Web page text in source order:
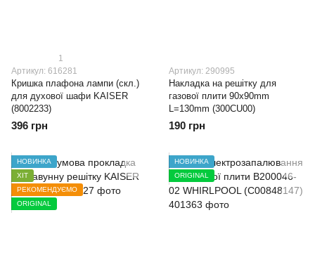
1
Артикул: 616281
Кришка плафона лампи (скл.)
для духової шафи KAISER
(8002233)
396 грн
Артикул: 290995
Накладка на решітку для
газової плити 90x90mm
L=130mm (300CU00)
190 грн
НОВИНКА
ХІТ
РЕКОМЕНДУЄМО
ORIGINAL
НОВИНКА
ORIGINAL